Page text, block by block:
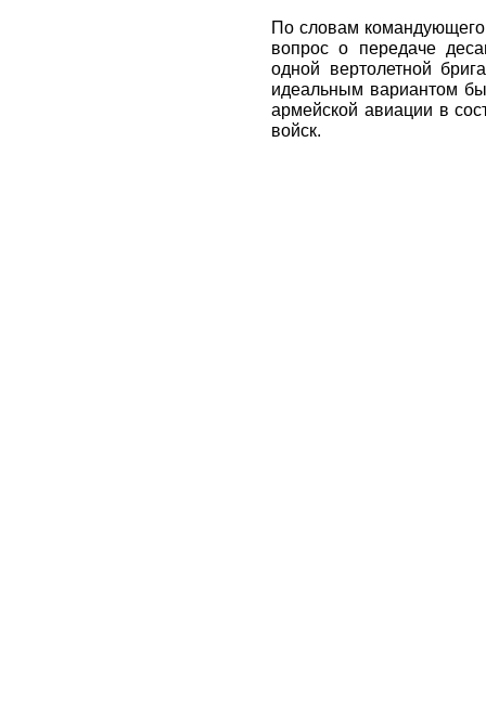
По словам
вопрос о передаче
одной вертолетной
идеальным вариантом
армейской авиации в
войск.